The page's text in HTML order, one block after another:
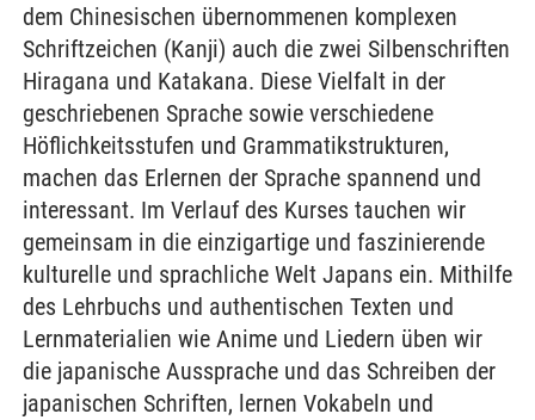
dem Chinesischen übernommenen komplexen
Schriftzeichen (Kanji) auch die zwei Silbenschriften
Hiragana und Katakana. Diese Vielfalt in der
geschriebenen Sprache sowie verschiedene
Höflichkeitsstufen und Grammatikstrukturen,
machen das Erlernen der Sprache spannend und
interessant. Im Verlauf des Kurses tauchen wir
gemeinsam in die einzigartige und faszinierende
kulturelle und sprachliche Welt Japans ein. Mithilfe
des Lehrbuchs und authentischen Texten und
Lernmaterialien wie Anime und Liedern üben wir
die japanische Aussprache und das Schreiben der
japanischen Schriften, lernen Vokabeln und